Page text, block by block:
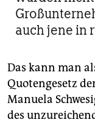
auch jene in
Das kann man
Quotengesetz
Manuela
des